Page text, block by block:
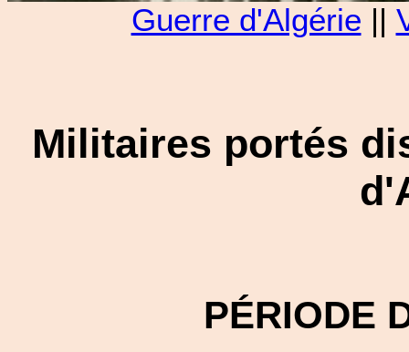
Guerre d'Algérie ||
Militaires portés
PÉRIODE